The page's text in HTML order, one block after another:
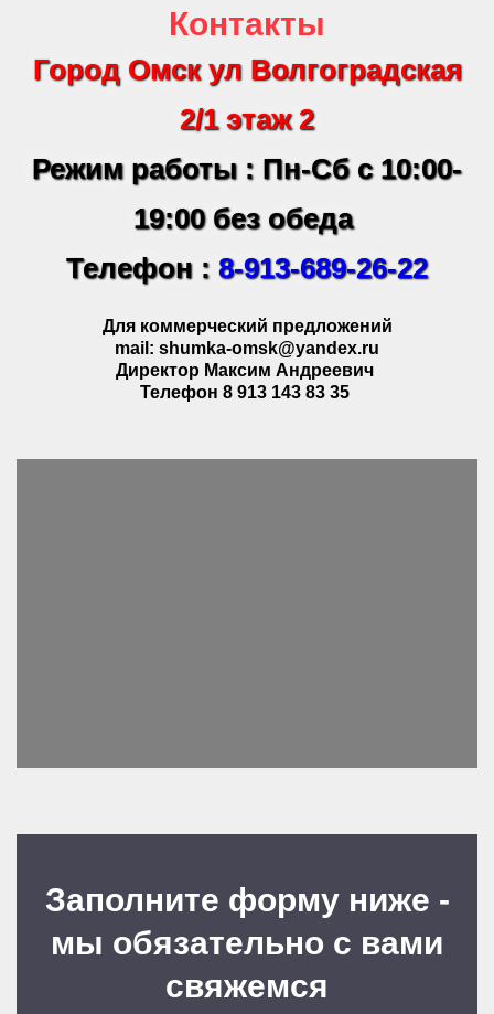
Контакты
Город Омск ул Волгоградская
2/1 этаж 2
Режим работы : Пн-Сб с 10:00-
19:00 без обеда
Телефон : 8-913-689-26-22
Для коммерческий предложений
mail: shumka-omsk@yandex.ru
Директор Максим Андреевич
Телефон 8 913 143 83 35
Заполните форму ниже -
мы обязательно с вами
свяжемся